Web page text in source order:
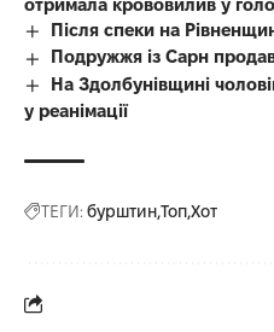
отримала крововилив у
Після спеки на
Подружжя із Сарн
На Здолбунівщині
у реанімації
ТЕГИ: бурштинТопХот